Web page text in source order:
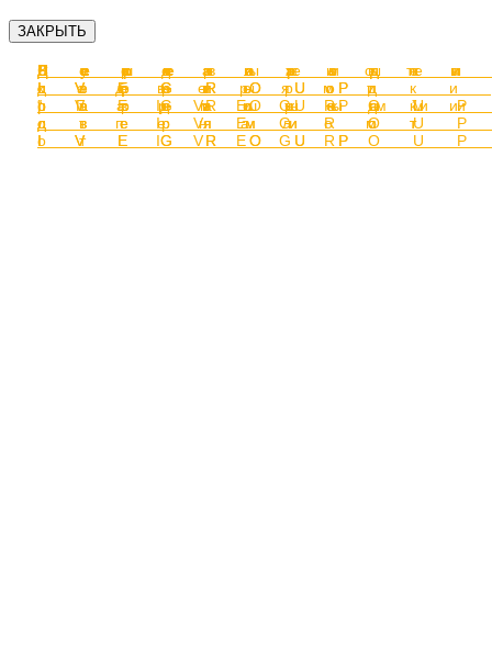
Перегородки
с
распашными
дверями от
IVEGROUP
Раздвижные
двери-
перегородки
с пеналом
от
перегородки
от
Перегородки
с
дверями от
IVEGROUP
Перегородки
с дверями
“Гармошка”
от
Стеллажи от
IVEGROUP
Душевые
кабины от
IVEGROUP
Зеркала от
IVEGROUP
ЗАКРЫТЬ